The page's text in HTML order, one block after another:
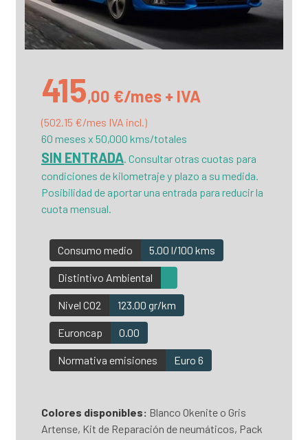
415,00 €/mes + IVA
(502.15 €/mes IVA incl.)
60 meses x 50,000 kms/totales
SIN ENTRADA. Consultar otras cuotas para
condiciones de kilometraje y plazo a su medida.
Posibilidad de aportar una entrada para reducir la
cuota mensual.
Consumo medio 5.00 l/100 kms
Distintivo Ambiental
Nivel CO2 123.00 gr/km
Euroncap 0.00
Normativa emisiones Euro 6
Colores disponibles: Blanco Okenite o Gris
Artense, Kit de Reparación de neumáticos, Pack